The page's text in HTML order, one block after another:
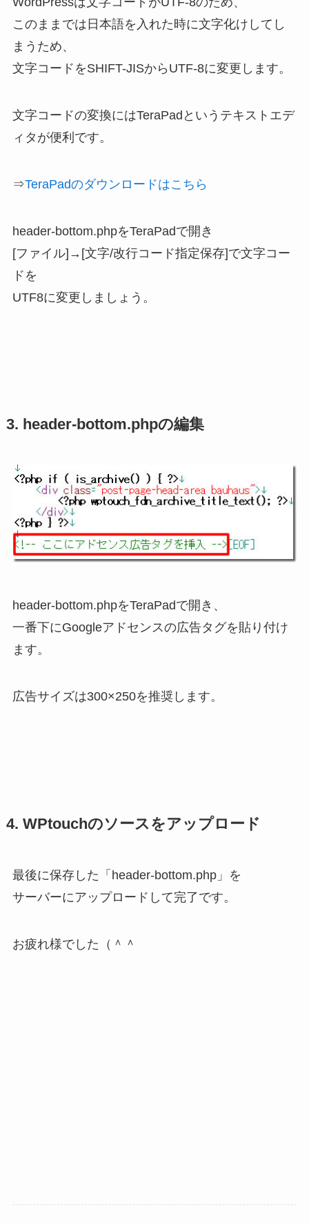
このままでは日本語を入れた時に文字化けしてし
まうため、
文字コードをSHIFT-JISからUTF-8に変更します。
文字コードの変換にはTeraPadというテキストエデ
ィタが便利です。
⇒TeraPadのダウンロードはこちら
header-bottom.phpをTeraPadで開き
[ファイル]→[文字/改行コード指定保存]で文字コー
ドを
UTF8に変更しましょう。
3. header-bottom.phpの編集
header-bottom.phpをTeraPadで開き、
一番下にGoogleアドセンスの広告タグを貼り付け
ます。
広告サイズは300×250を推奨します。
4. WPtouchのソースをアップロード
最後に保存した「header-bottom.php」を
サーバーにアップロードして完了です。
お疲れ様でした（＾＾